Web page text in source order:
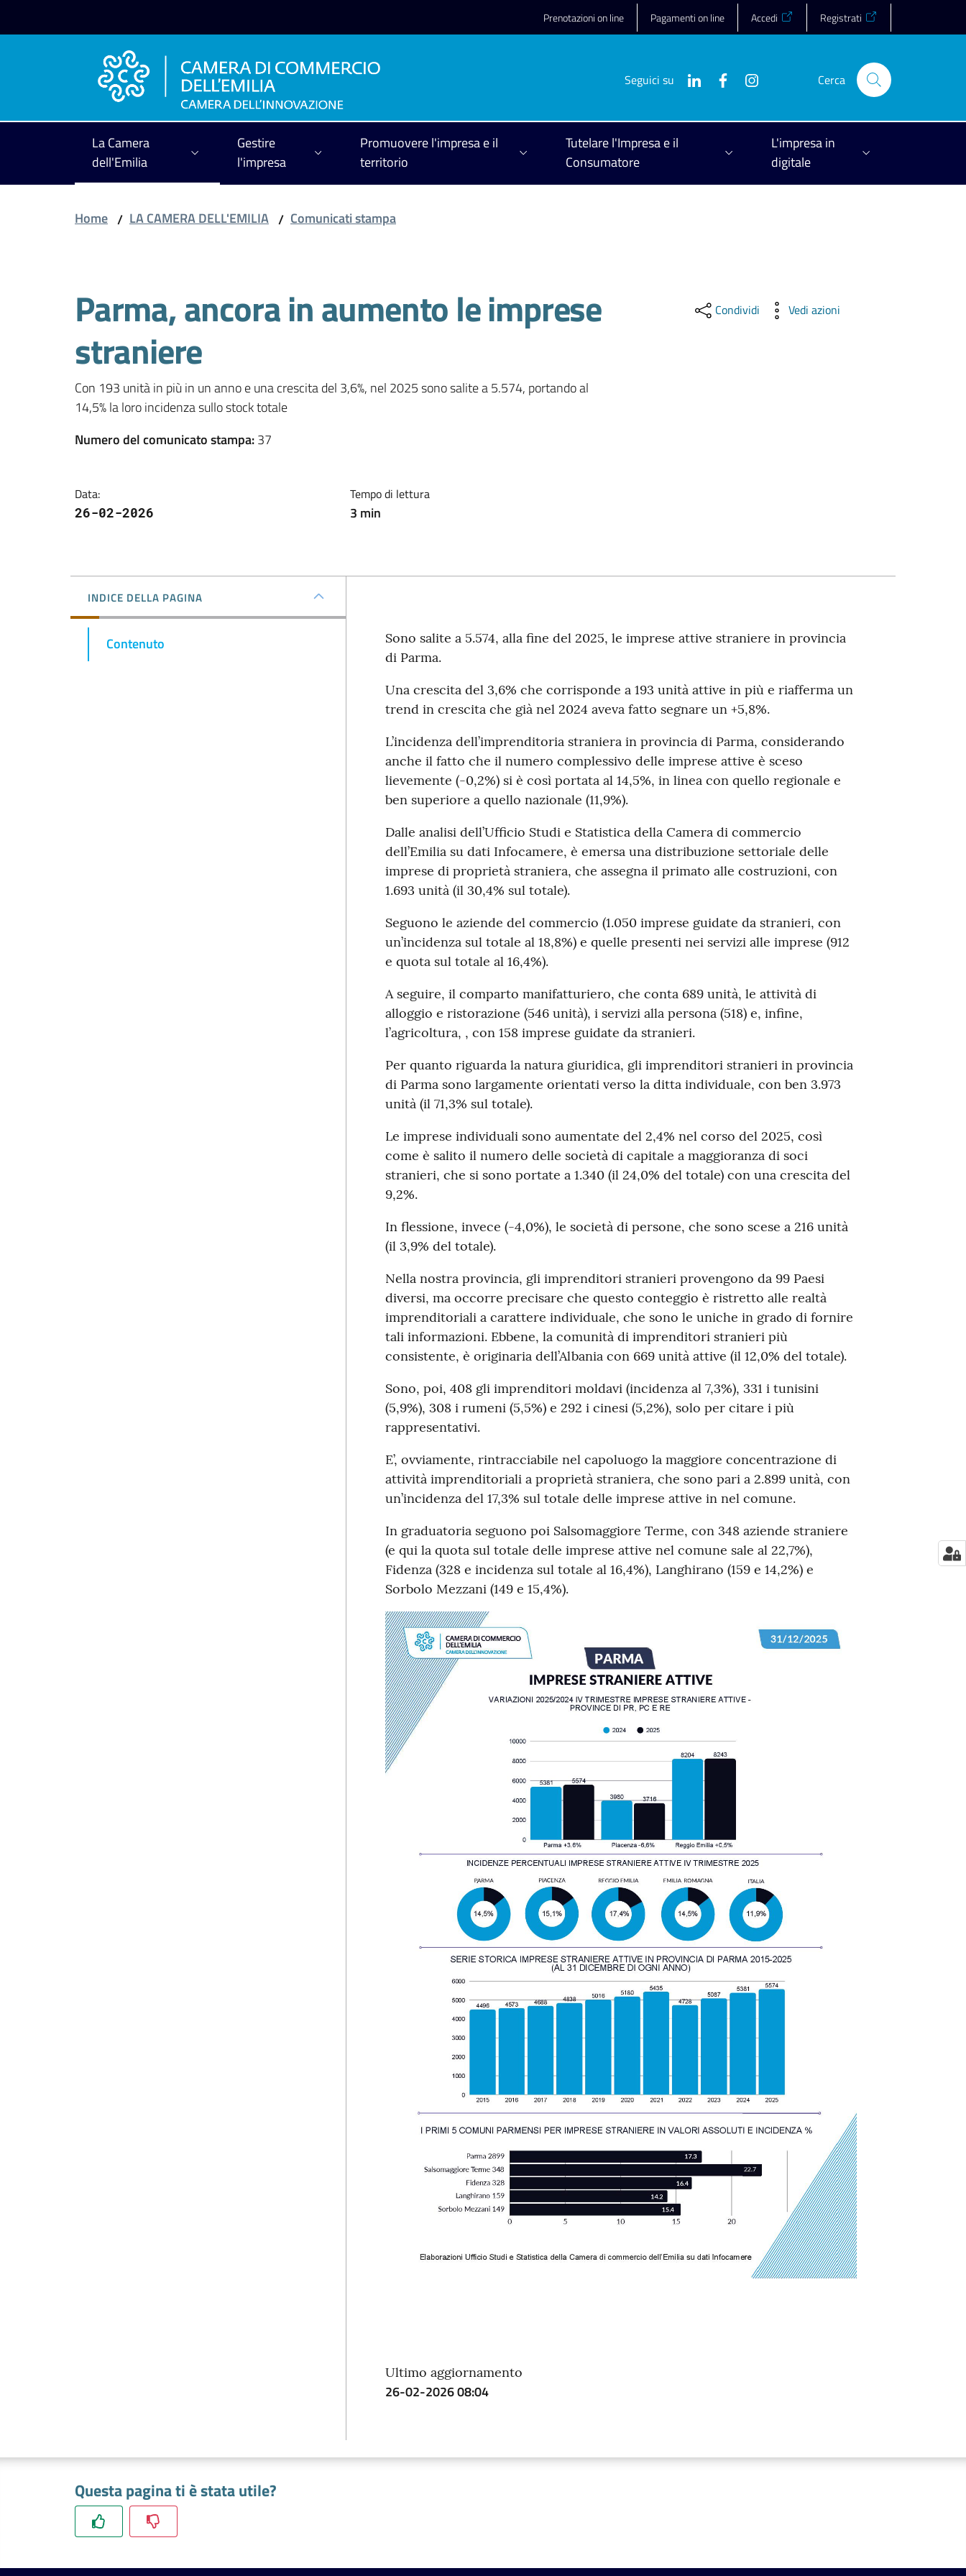
Prenotazioni on line Pagamenti on line Accedi Registrati
Seguici su Cerca
La Camera
dell'Emilia
Gestire
l'impresa
Promuovere l'impresa e il
territorio
Tutelare l'Impresa e il
Consumatore
L'impresa in
digitale
Home / LA CAMERA DELL'EMILIA / Comunicati stampa
Parma, ancora in aumento le imprese
straniere
Con 193 unità in più in un anno e una crescita del 3,6%, nel 2025 sono salite a 5.574, portando al
14,5% la loro incidenza sullo stock totale
Numero del comunicato stampa:37
Data:
26-02-2026
Tempo di lettura
3 min
Condividi Vedi azioni
INDICE DELLA PAGINA
Contenuto
Sono salite a 5.574, alla fine del 2025, le imprese attive straniere in provincia
di Parma.
Una crescita del 3,6% che corrisponde a 193 unità attive in più e riafferma un
trend in crescita che già nel 2024 aveva fatto segnare un +5,8%.
L’incidenza dell’imprenditoria straniera in provincia di Parma, considerando
anche il fatto che il numero complessivo delle imprese attive è sceso
lievemente (-0,2%) si è così portata al 14,5%, in linea con quello regionale e
ben superiore a quello nazionale (11,9%).
Dalle analisi dell’Ufficio Studi e Statistica della Camera di commercio
dell’Emilia su dati Infocamere, è emersa una distribuzione settoriale delle
imprese di proprietà straniera, che assegna il primato alle costruzioni, con
1.693 unità (il 30,4% sul totale).
Seguono le aziende del commercio (1.050 imprese guidate da stranieri, con
un’incidenza sul totale al 18,8%) e quelle presenti nei servizi alle imprese (912
e quota sul totale al 16,4%).
A seguire, il comparto manifatturiero, che conta 689 unità, le attività di
alloggio e ristorazione (546 unità), i servizi alla persona (518) e, infine,
l’agricoltura, , con 158 imprese guidate da stranieri.
Per quanto riguarda la natura giuridica, gli imprenditori stranieri in provincia
di Parma sono largamente orientati verso la ditta individuale, con ben 3.973
unità (il 71,3% sul totale).
Le imprese individuali sono aumentate del 2,4% nel corso del 2025, così
come è salito il numero delle società di capitale a maggioranza di soci
stranieri, che si sono portate a 1.340 (il 24,0% del totale) con una crescita del
9,2%.
In flessione, invece (-4,0%), le società di persone, che sono scese a 216 unità
(il 3,9% del totale).
Nella nostra provincia, gli imprenditori stranieri provengono da 99 Paesi
diversi, ma occorre precisare che questo conteggio è ristretto alle realtà
imprenditoriali a carattere individuale, che sono le uniche in grado di fornire
tali informazioni. Ebbene, la comunità di imprenditori stranieri più
consistente, è originaria dell’Albania con 669 unità attive (il 12,0% del totale).
Sono, poi, 408 gli imprenditori moldavi (incidenza al 7,3%), 331 i tunisini
(5,9%), 308 i rumeni (5,5%) e 292 i cinesi (5,2%), solo per citare i più
rappresentativi.
E’, ovviamente, rintracciabile nel capoluogo la maggiore concentrazione di
attività imprenditoriali a proprietà straniera, che sono pari a 2.899 unità, con
un’incidenza del 17,3% sul totale delle imprese attive in nel comune.
In graduatoria seguono poi Salsomaggiore Terme, con 348 aziende straniere
(e qui la quota sul totale delle imprese attive nel comune sale al 22,7%),
Fidenza (328 e incidenza sul totale al 16,4%), Langhirano (159 e 14,2%) e
Sorbolo Mezzani (149 e 15,4%).
Ultimo aggiornamento
26-02-2026 08:04
Questa pagina ti è stata utile?